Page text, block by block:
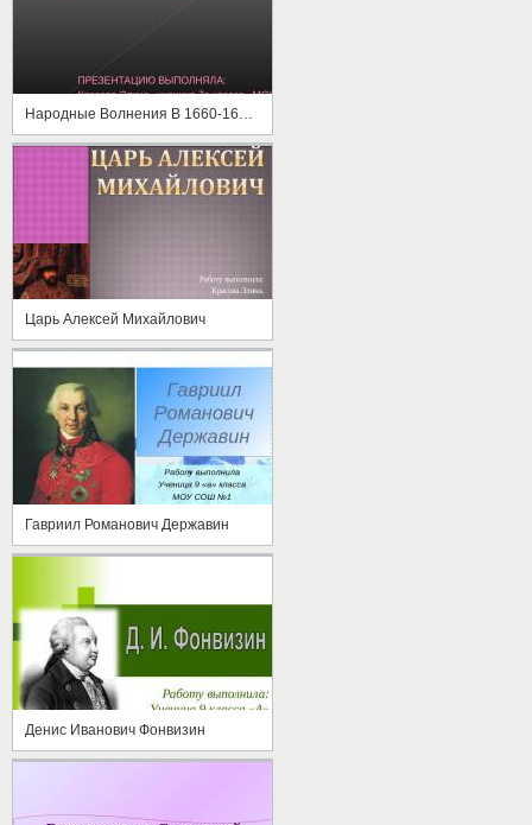
Царь Алексей Михайлович
Гавриил Романович Державин
Денис Иванович Фонвизин